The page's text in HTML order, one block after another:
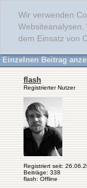
Wir verwenden
dem Einsatz von
Einzelnen Beitrag
flash
Registrierter Nutzer
Registriert seit:
Beiträge: 338
flash: Offline